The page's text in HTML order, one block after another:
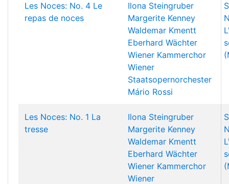
Les Noces: No. 4 Le
repas de noces
Ilona Steingruber
Margerite Kenney
Waldemar Kmentt
Eberhard Wächter
Wiener Kammerchor
Wiener
Staatsopernorchester
Mário Rossi
Les Noces: No. 1 La
tresse
Ilona Steingruber
Margerite Kenney
Waldemar Kmentt
Eberhard Wächter
Wiener Kammerchor
Wiener